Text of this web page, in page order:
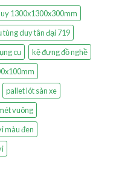
1300x1300x300mm
tùng duy tân đại 719
cụ
kệ đựng đồ nghề
pallet lót sàn xe
vuông
màu đen